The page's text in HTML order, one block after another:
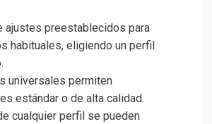
ajustes preestablecidos para
habituales, eligiendo un perfil
universales permiten
estándar o de alta calidad.
cualquier perfil se pueden